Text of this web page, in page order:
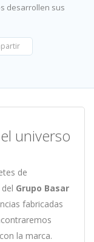
desarrollen sus
universo
de
Grupo Basar
fabricadas
la marca.